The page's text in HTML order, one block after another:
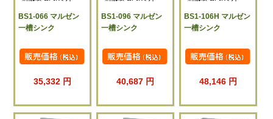
BS1-066 マルゼン
一槽シンク
35,332 円
BS1-096 マルゼン
一槽シンク
40,687 円
BS1-106H マルゼン
一槽シンク
48,146 円